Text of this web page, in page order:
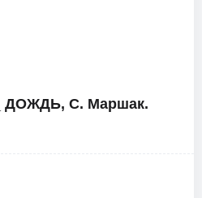
ДОЖДЬ, С. Маршак.